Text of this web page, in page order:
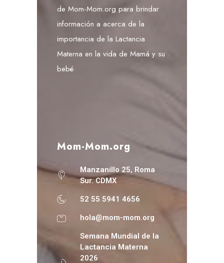
de Mom-Mom.org para brindar
información a acerca de la
importancia de la Lactancia
Materna en la vida de Mamá y su
bebé
Mom-Mom.org
Manzanillo 25, Roma
Sur. CDMX
52 55 5941 4656
hola@mom-mom.org
Semana Mundial de la
Lactancia Materna
2026